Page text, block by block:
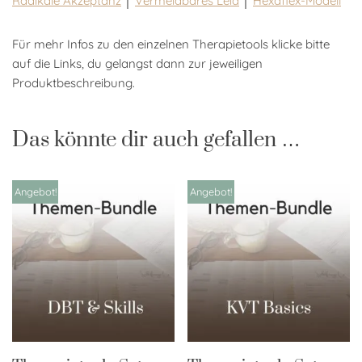
Für mehr Infos zu den einzelnen Therapietools klicke bitte
auf die Links, du gelangst dann zur jeweiligen
Produktbeschreibung.
Das könnte dir auch gefallen …
Angebot! Angebot!